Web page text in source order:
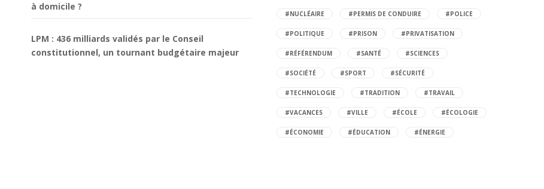
à domicile ?
LPM : 436 milliards validés par le Conseil
constitutionnel, un tournant budgétaire majeur
#NUCLÉAIRE #PERMIS DE CONDUIRE #POLICE
#POLITIQUE #PRISON #PRIVATISATION
#RÉFÉRENDUM #SANTÉ #SCIENCES
#SOCIÉTÉ #SPORT #SÉCURITÉ
#TECHNOLOGIE #TRADITION #TRAVAIL
#VACANCES #VILLE #ÉCOLE #ÉCOLOGIE
#ÉCONOMIE #ÉDUCATION #ÉNERGIE